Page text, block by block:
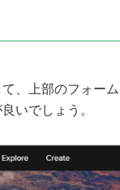
、上部のフォー
いでしょう。